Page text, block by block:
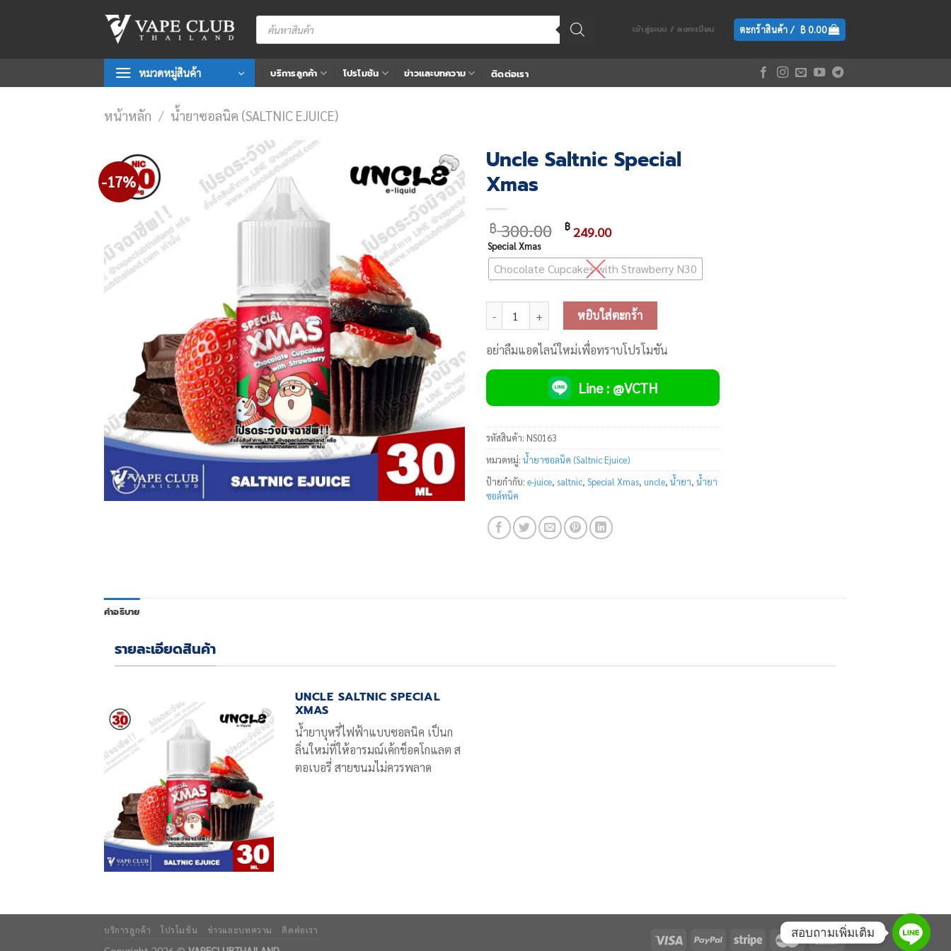
Products
search
เข้าสู่ระบบ / ลงทะเบียน ตะกร้าสินค้า / ฿0.00
หมวดหมู่สินค้า บริการลูกค้า โปรโมชัน ข่าวและบทความ ติดต่อเรา
หน้าหลัก / น้ำยาซอลนิค (SALTNIC EJUICE)
-17%
Add
to
wishlist
Uncle Saltnic Special
Xmas
฿300.00 Original
was:
฿ 300.00.
฿249.00Current
is:
฿ 249.00.
Special Xmas
Chocolate Cupcakes with Strawberry N30
จำนวน Uncle Saltnic Special Xmas ชิ้น
หยิบใส่ตะกร้า
อย่าลืมแอดไลน์ใหม่เพื่อทราบโปรโมชัน
Line : @VCTH
รหัสสินค้า: NS0163
หมวดหมู่: น้ำยาซอลนิค (Saltnic Ejuice)
ป้ายกำกับ: e-juice, saltnic, Special Xmas, uncle, น้ำยา, น้ำยา
ซอล์ทนิค
คำอธิบาย
รายละเอียดสินค้า
UNCLE SALTNIC SPECIAL
XMAS
น้ำยาบุหรี่ไฟฟ้าแบบซอลนิค เป็นก
ลิ่นใหม่ที่ให้อารมณ์เค้กช็อคโกแลต ส
ตอเบอรี่ สายขนมไม่ควรพลาด
บริการลูกค้า โปรโมชัน ข่าวและบทความ ติดต่อเรา สอบถามเพิ่มเติม